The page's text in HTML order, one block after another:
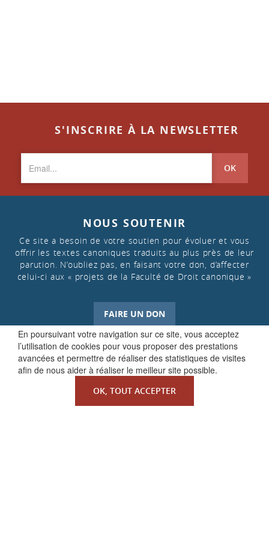
En poursuivant votre navigation sur ce site, vous acceptez
l’utilisation de cookies pour vous proposer des prestations
avancées et permettre de réaliser des statistiques de visites
afin de nous aider à réaliser le meilleur site possible.
OK, TOUT ACCEPTER
S'INSCRIRE À LA NEWSLETTER
OK
NOUS SOUTENIR
Ce site a besoin de votre soutien pour évoluer et vous
offrir les textes canoniques traduits au plus près de leur
parution. N’oubliez pas, en faisant votre don, d’affecter
celui-ci aux « projets de la Faculté de Droit canonique »
FAIRE UN DON